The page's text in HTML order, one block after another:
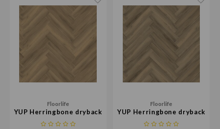
Floorlife
YUP Herringbone dryback
natural
Floorlife
YUP Herringbone dryback
light brown